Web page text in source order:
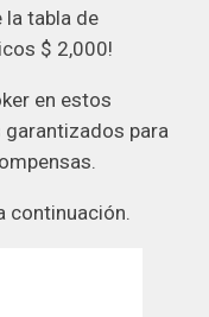
la tabla de
$ 2,000!
en estos
para
continuación.